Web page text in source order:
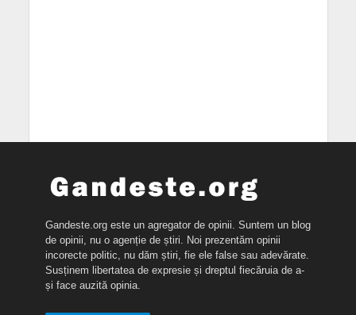
Gandeste.org este un agregator de opinii. Suntem un blog
de opinii, nu o agenție de știri. Noi prezentăm opinii
incorecte politic, nu dăm știri, fie ele false sau adevărate.
Susținem libertatea de expresie și dreptul fiecăruia de a-
și face auzită opinia.